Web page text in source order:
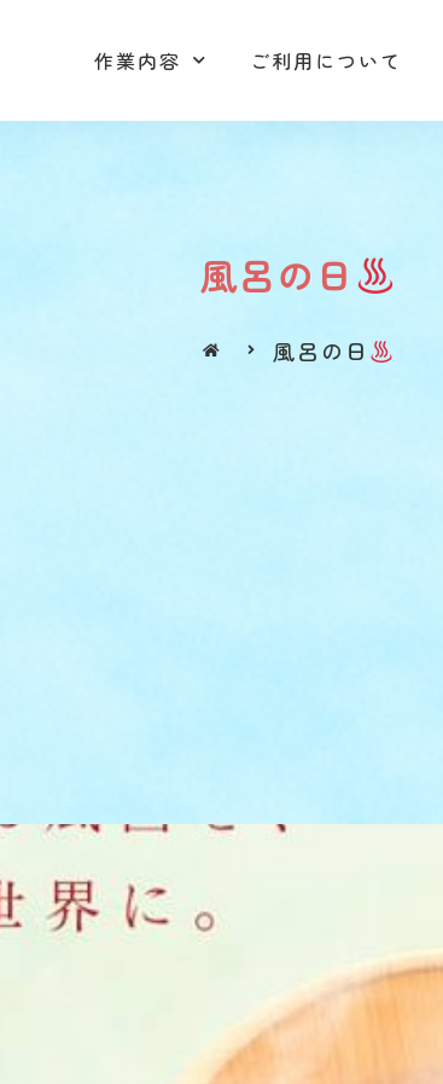
作業内容 ご利用について
作業内容 ご利用について
風呂の日
風呂の日